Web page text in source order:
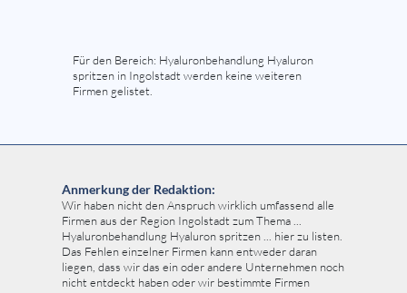
Für den Bereich: Hyaluronbehandlung Hyaluron
spritzen in Ingolstadt werden keine weiteren
Firmen gelistet.
Anmerkung der Redaktion:
Wir haben nicht den Anspruch wirklich umfassend alle
Firmen aus der Region Ingolstadt zum Thema ...
Hyaluronbehandlung Hyaluron spritzen ... hier zu listen.
Das Fehlen einzelner Firmen kann entweder daran
liegen, dass wir das ein oder andere Unternehmen noch
nicht entdeckt haben oder wir bestimmte Firmen